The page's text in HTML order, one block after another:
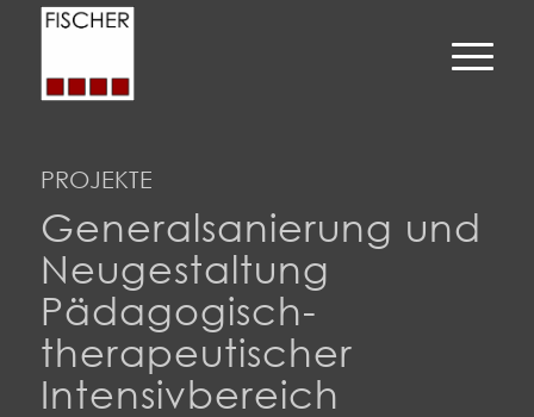
PROJEKTE
Generalsanierung und
Neugestaltung
Pädagogisch-
therapeutischer
Intensivbereich